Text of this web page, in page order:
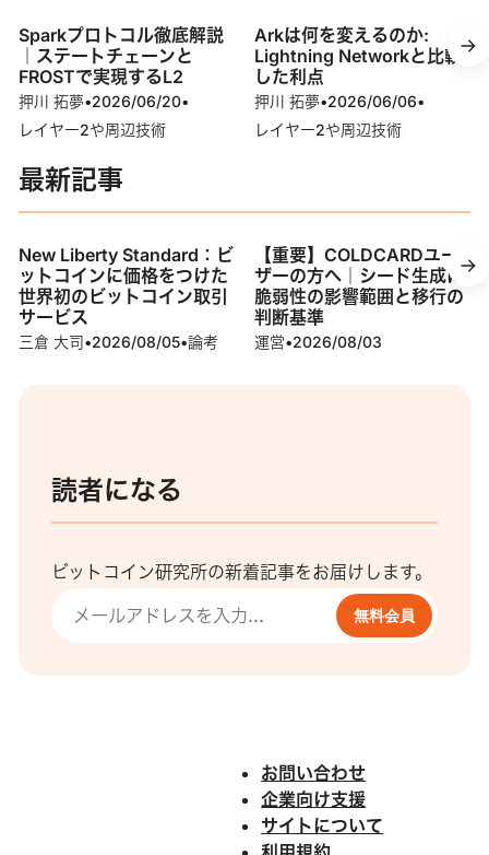
Sparkプロトコル徹底解説
｜ステートチェーンと
FROSTで実現するL2
押川 拓夢•2026/06/20•
レイヤー2や周辺技術
Arkは何を変えるのか:
Lightning Networkと比較
した利点
押川 拓夢•2026/06/06•
レイヤー2や周辺技術
最新記事
New Liberty Standard：ビ
ットコインに価格をつけた
世界初のビットコイン取引
サービス
三倉 大司•2026/08/05•論考
【重要】COLDCARDユー
ザーの方へ｜シード生成に
脆弱性の影響範囲と移行の
判断基準
運営•2026/08/03
読者になる
ビットコイン研究所の新着記事をお届けします。
無料会員
お問い合わせ
企業向け支援
サイトについて